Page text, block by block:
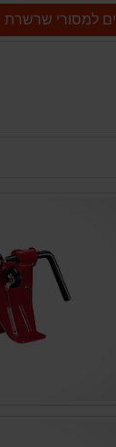
למסורי שרשרת